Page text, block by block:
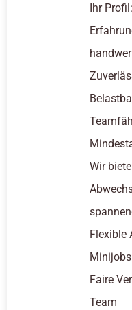
Ihr Profil:
Wir
Flexible
Minijobs
Faire
Team